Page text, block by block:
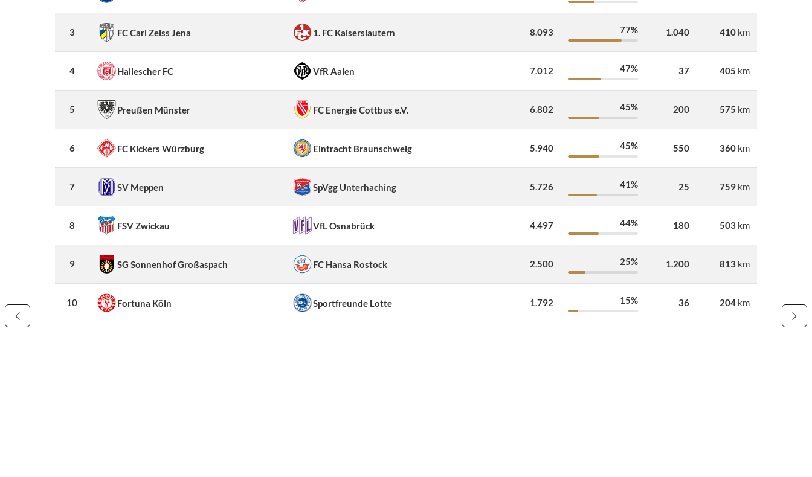
3 FC Carl Zeiss Jena 1. FC Kaiserslautern 8.093 77% 1.040 410 km
4 Hallescher FC VfR Aalen 7.012 47% 37 405 km
5 Preußen Münster FC Energie Cottbus e.V. 6.802 45% 200 575 km
6 FC Kickers Würzburg Eintracht Braunschweig 5.940 45% 550 360 km
7 SV Meppen SpVgg Unterhaching 5.726 41% 25 759 km
8 FSV Zwickau VfL Osnabrück 4.497 44% 180 503 km
9 SG Sonnenhof Großaspach FC Hansa Rostock 2.500 25% 1.200 813 km
10 Fortuna Köln Sportfreunde Lotte 1.792 15% 36 204 km